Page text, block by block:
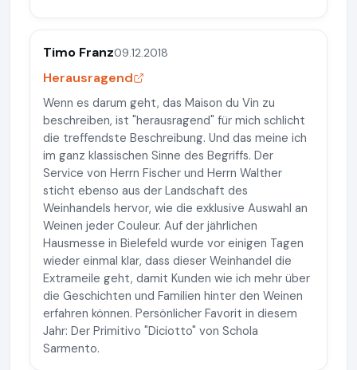
Timo Franz09.12.2018
Herausragend
Wenn es darum geht, das Maison du Vin zu
beschreiben, ist "herausragend" für mich schlicht
die treffendste Beschreibung. Und das meine ich
im ganz klassischen Sinne des Begriffs. Der
Service von Herrn Fischer und Herrn Walther
sticht ebenso aus der Landschaft des
Weinhandels hervor, wie die exklusive Auswahl an
Weinen jeder Couleur. Auf der jährlichen
Hausmesse in Bielefeld wurde vor einigen Tagen
wieder einmal klar, dass dieser Weinhandel die
Extrameile geht, damit Kunden wie ich mehr über
die Geschichten und Familien hinter den Weinen
erfahren können. Persönlicher Favorit in diesem
Jahr: Der Primitivo "Diciotto" von Schola
Sarmento.